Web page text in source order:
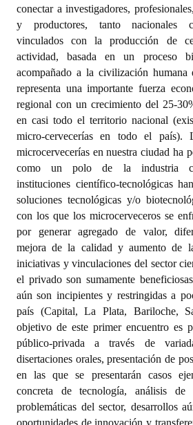
Proyectos Presentados
Dictámenes Asesoría Letrada
Actas de Sesión
Informes de Unidad Coordinadora
Ejecución Presupuestaria
Actas de Audiencias Públicas
NORMATIVA
Comunicaciones
Declaraciones
Resoluciones
Resoluciones de Presidencia
INSTITUCIONAL
Antiguos Pobladores
Noticias Destacadas
Registros y Distinciones
conectar a investigadores,
y productores, tanto nacionales
vinculados con la producción de
actividad, basada en un proceso
acompañado a la civilización humana
representa una importante fuerza
regional con un crecimiento del 25-
en casi todo el territorio nacional
micro-cervecerías en todo el país).
microcervecerías en nuestra ciudad ha
como un polo de la industria
instituciones científico-tecnológicas
soluciones tecnológicas y/o
con los que los microcerveceros se
por generar agregado de valor,
mejora de la calidad y aumento de
iniciativas y vinculaciones del sector
el privado son sumamente
aún son incipientes y restringidas a
país (Capital, La Plata, Bariloche,
objetivo de este primer encuentro es
público-privada a través de
disertaciones orales, presentación de
en las que se presentarán casos
concreta de tecnología, análisis de
problemáticas del sector, desarrollos
oportunidades de innovación y